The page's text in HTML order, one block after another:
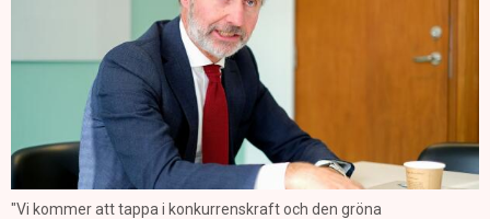
"Vi kommer att tappa i konkurrenskraft och den gröna